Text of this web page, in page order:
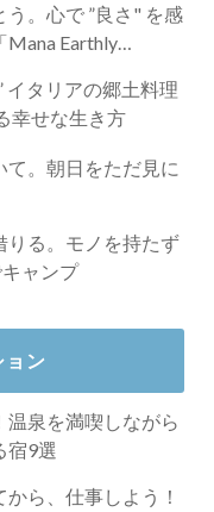
。心で ”良さ" を感
Mana Earthly
イタリアの郷土料理
幸せな生き方
。朝日をただ見に
りる。モノを持たず
ャンプ
ョン
泉を満喫しながら
宿9選
ら、仕事しよう！